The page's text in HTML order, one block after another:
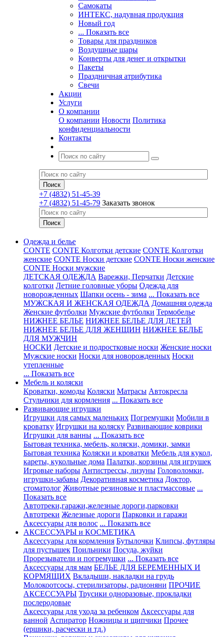
Самокаты
ИНТЕКС, надувная продукция
Новый год
... Показать все
Товары для праздников
Воздушные шары
Конверты для денег и открытки
Пакеты
Праздничная атрибутика
Свечи
Акции
Услуги
О компании
О компании Новости Политика
конфиденциальности
Контакты
+7 (4832) 51-45-39
+7 (4832) 51-45-79 Заказать звонок
Одежда и белье
CONTE CONTE Колготки детские CONTE Колготки
женские CONTE Носки детские CONTE Носки женские
CONTE Носки мужские
ДЕТСКАЯ ОДЕЖДА Варежки, Перчатки Детские
колготки Летние головные уборы Одежда для
новорожденных Шапки осень - зима ... Показать все
МУЖСКАЯ И ЖЕНСКАЯ ОДЕЖДА Домашняя одежда
Женские футболки Мужские футболки Термобелье
НИЖНЕЕ БЕЛЬЕ НИЖНЕЕ БЕЛЬЕ ДЛЯ ДЕТЕЙ
НИЖНЕЕ БЕЛЬЕ ДЛЯ ЖЕНЩИН НИЖНЕЕ БЕЛЬЕ
ДЛЯ МУЖЧИН
НОСКИ Детские и подростковые носки Женские носки
Мужские носки Носки для новорожденных Носки
утепленные
... Показать все
Мебель и коляски
Кроватки, комоды Коляски Матрасы Автокресла
Стульчики для кормления ... Показать все
Развивающие игрушки
Игрушки для самых маленьких Погремушки Мобили в
кроватку Игрушки на коляску Развивающие коврики
Игрушки для ванны ... Показать все
Бытовая техника, мебель, коляски, домики, замки
Бытовая техника Коляски и кроватки Мебель для кукол,
кареты, кукольные дома Палатки, корзины для игрушек
Игровые наборы Антистрессы, лизуны Головоломки,
игрушки-забавы Декоративная косметика Доктор,
стоматолог Животные резиновые и пластмассовые ...
Показать все
Автотреки,гаражи,железные дороги,парковки
Автотреки Железные дороги Парковки и гаражи
Аксессуары для волос ... Показать все
АКСЕССУАРЫ и КОСМЕТИКА
Аксессуары для кормления Бутылочки Клипсы, футляры
для пустышек Поильники Посуда, жуйки
Прорезыватели и погремушки ... Показать все
Аксессуары для мам БЕЛЬЕ ДЛЯ БЕРЕМЕННЫХ И
КОРМЯЩИХ Вкладыши, накладки на грудь
Молокоотсосы, стерилизаторы, радионяни ПРОЧИЕ
АКСЕССУАРЫ Трусики одноразовые, прокладки
послеродовые
Аксессуары для ухода за ребенком Аксессуары для
ванной Аспиратор Ножницы и щипчики Прочее
(ершики, расчески и тд.)